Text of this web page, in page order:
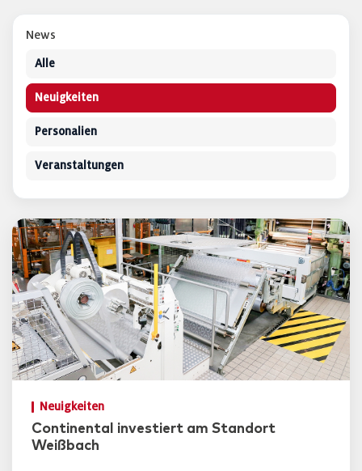
Neuigkeiten
Continental investiert am Standort
Weißbach
News
Alle
Neuigkeiten
Personalien
Veranstaltungen